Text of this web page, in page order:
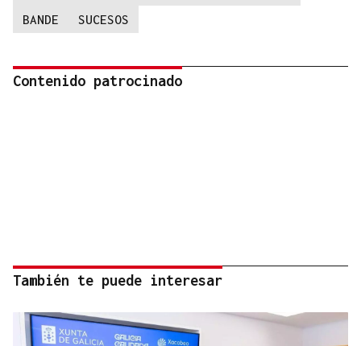
BANDE
SUCESOS
Contenido patrocinado
También te puede interesar